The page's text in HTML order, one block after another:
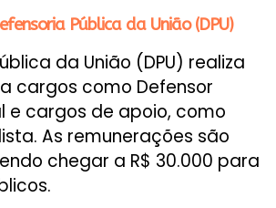
Pública da União (DPU)
da União (DPU) realiza
cargos como Defensor
e cargos de apoio, como
As remunerações são
chegar a R$ 30.000 para